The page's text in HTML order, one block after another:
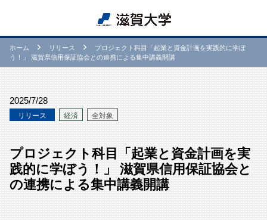
ホーム リリース
プロジェクト科目「起業と資金計画を実践的に学ぼ
う！」 滋賀県信用保証協会との連携による集中講義開講
2025/7/28
リリース 経済 全対象
プロジェクト科目「起業と資金計画を実
践的に学ぼう！」 滋賀県信用保証協会と
の連携による集中講義開講